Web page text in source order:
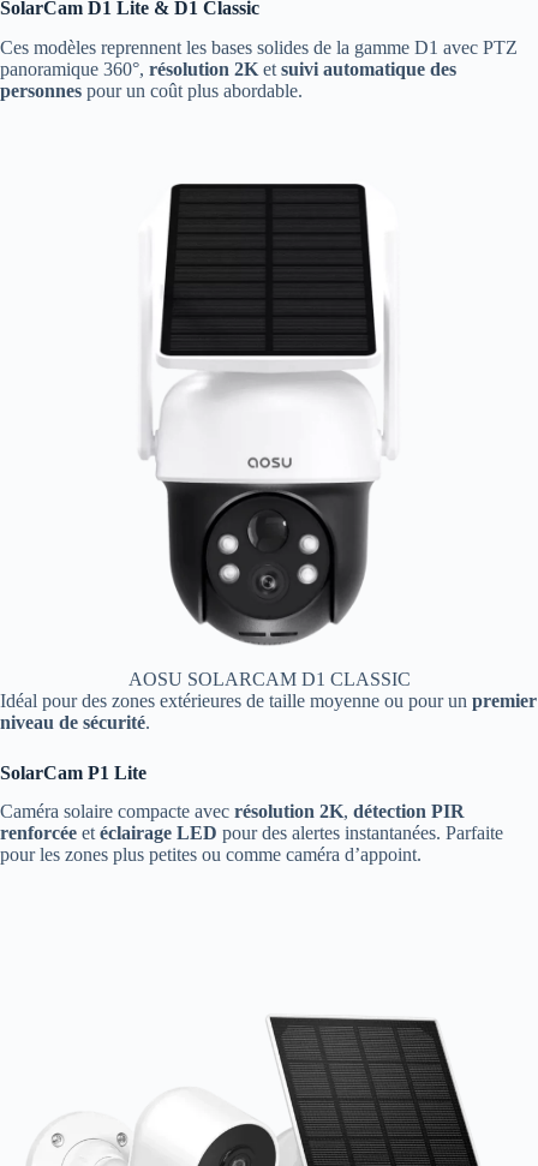
SolarCam D1 Lite & D1 Classic
Ces modèles reprennent les bases solides de la gamme D1 avec PTZ
panoramique 360°, résolution 2K et suivi automatique des
personnes pour un coût plus abordable.
AOSU SOLARCAM D1 CLASSIC
Idéal pour des zones extérieures de taille moyenne ou pour un premier
niveau de sécurité.
SolarCam P1 Lite
Caméra solaire compacte avec résolution 2K, détection PIR
renforcée etéclairage LED pour des alertes instantanées. Parfaite
pour les zones plus petites ou comme caméra d’appoint.